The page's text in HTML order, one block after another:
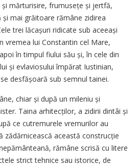
mărturisire, frumusețe și jertfă,
mai grăitoare rămâne zidirea
trei lăcașuri ridicate sub aceeași
vremea lui Constantin cel Mare,
în timpul fiului său și, în cele din
și evlaviosului împărat Iustinian,
desfășoară sub semnul tainei.
chiar și după un mileniu și
Taina arhitecților, a zidirii dintâi și
ce cutremurele vremurilor au
zădărnicească această construcție
rămâne scrisă cu litere
strict tehnice sau istorice, de